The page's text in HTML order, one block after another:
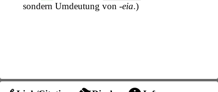
sondern Umdeutung von -eia.)